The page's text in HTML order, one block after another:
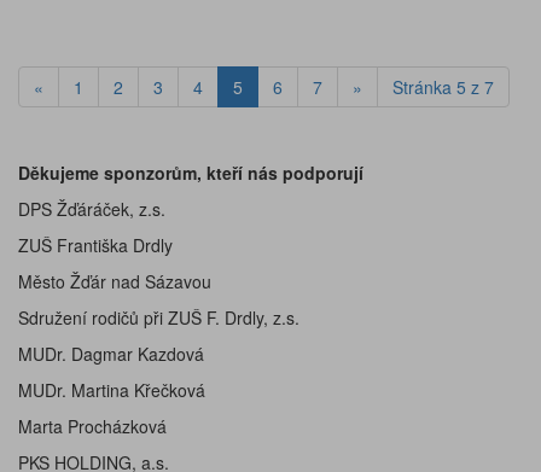
« 1 2 3 4 5 6 7 » Stránka 5 z 7
Děkujeme sponzorům, kteří nás podporují
DPS Žďáráček, z.s.
ZUŠ Františka Drdly
Město Žďár nad Sázavou
Sdružení rodičů při ZUŠ F. Drdly, z.s.
MUDr. Dagmar Kazdová
MUDr. Martina Křečková
Marta Procházková
PKS HOLDING, a.s.